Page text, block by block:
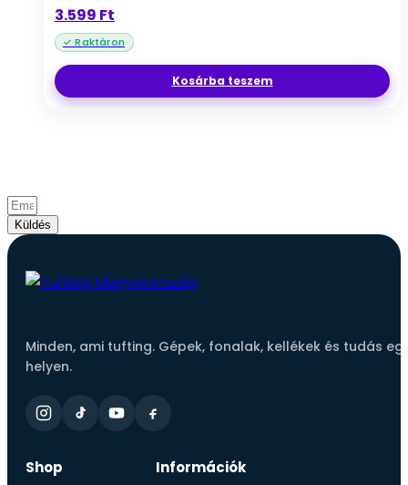
3.599 Ft
Kosárba teszem
Küldés
Minden, ami tufting. Gépek, fonalak, kellékek és tudás
helyen.
Shop Információk